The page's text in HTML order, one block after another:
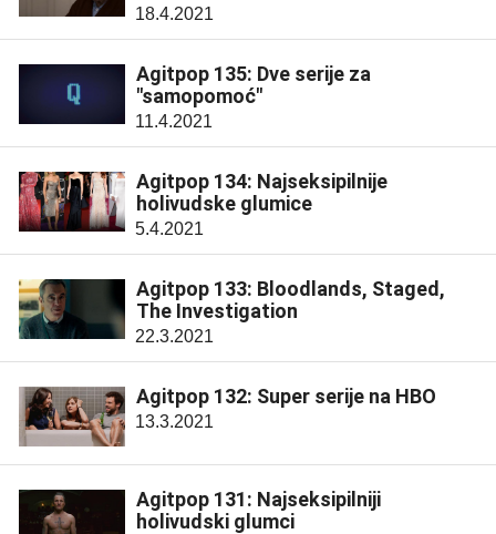
18.4.2021
Agitpop 135: Dve serije za
"samopomoć"
11.4.2021
Agitpop 134: Najseksipilnije
holivudske glumice
5.4.2021
Agitpop 133: Bloodlands, Staged,
The Investigation
22.3.2021
Agitpop 132: Super serije na HBO
13.3.2021
Agitpop 131: Najseksipilniji
holivudski glumci